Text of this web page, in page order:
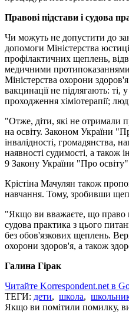
Правові підстави і судова
Чи можуть не допустити до
допомоги Міністерства
профілактичних щеплень,
медичними протипоказаннями,
Міністерства охорони
вакцинації не підлягають:
проходження хіміотерапії;
"Отже, діти, які не отримали
на освіту. Законом України
інвалідності, громадянства,
наявності судимості, а також
9 Закону України "Про освіту".
Крістіна Мачулян також
навчання. Тому, зробивши
"Якщо ви вважаєте, що право
судова практика з цього
без обов'язкових щеплень.
охорони здоров'я, а також
Галина Гірак
Читайте Korrespondent.net в
ТЕГИ: дети, школа,
Якщо ви помітили помилку,